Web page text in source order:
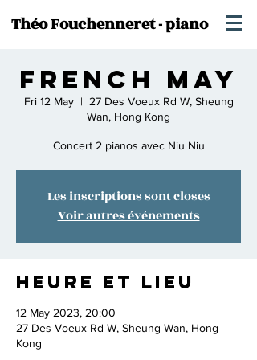
Théo Fouchenneret - piano
French May
Fri 12 May
  |
27 Des Voeux Rd W, Sheung
Wan, Hong Kong
Concert 2 pianos avec Niu Niu
Les inscriptions sont closes
Voir autres événements
Heure et lieu
12 May 2023, 20:00
27 Des Voeux Rd W, Sheung Wan, Hong
Kong